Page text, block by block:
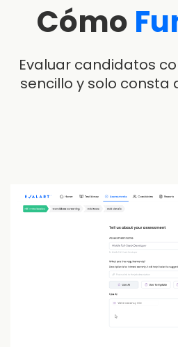
Cómo
Evaluar candidatos
sencillo y solo consta